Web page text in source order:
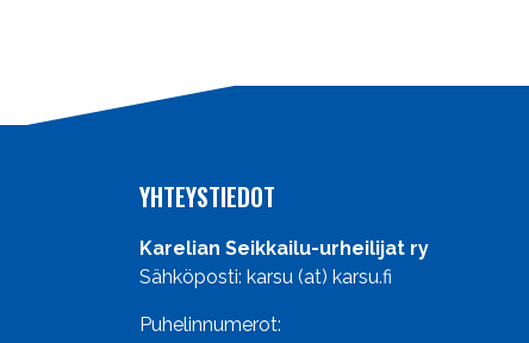
YHTEYSTIEDOT
Karelian Seikkailu-urheilijat ry
Sähköposti: karsu (at) karsu.fi
Puhelinnumerot: